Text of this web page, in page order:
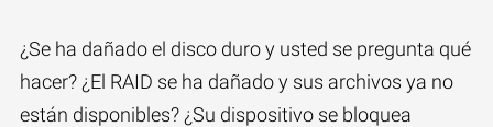
¿Se ha dañado el disco duro y usted se pregunta qué
hacer? ¿El RAID se ha dañado y sus archivos ya no
están disponibles? ¿Su dispositivo se bloquea